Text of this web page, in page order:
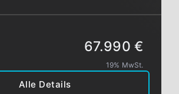
Alle Details
67.990 €
19% MwSt.